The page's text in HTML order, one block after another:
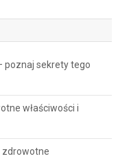
poznaj sekrety tego
właściwości i
zdrowotne